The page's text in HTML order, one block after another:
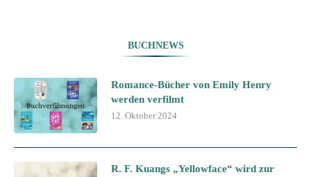
BUCHNEWS
Romance-Bücher von Emily Henry
werden verfilmt
12. Oktober 2024
R. F. Kuangs „Yellowface“ wird zur